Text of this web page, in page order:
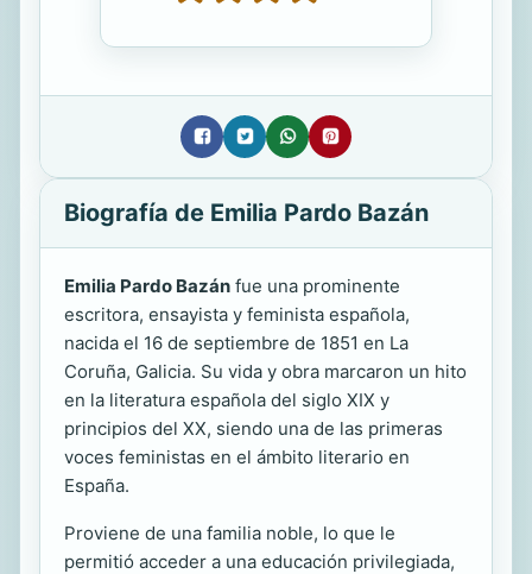
Biografía de Emilia Pardo Bazán
Emilia Pardo Bazán fue una prominente
escritora, ensayista y feminista española,
nacida el 16 de septiembre de 1851 en La
Coruña, Galicia. Su vida y obra marcaron un hito
en la literatura española del siglo XIX y
principios del XX, siendo una de las primeras
voces feministas en el ámbito literario en
España.
Proviene de una familia noble, lo que le
permitió acceder a una educación privilegiada,